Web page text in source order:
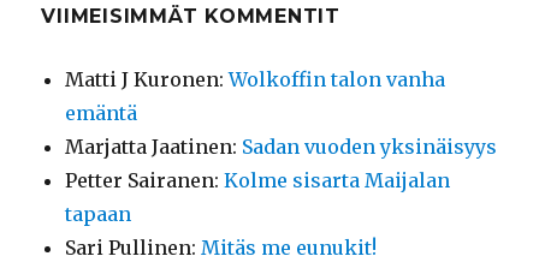
VIIMEISIMMÄT KOMMENTIT
Matti J Kuronen:Wolkoffin talon vanha
emäntä
Marjatta Jaatinen: Sadan vuoden yksinäisyys
Petter Sairanen:Kolme sisarta Maijalan
tapaan
Sari Pullinen:Mitäs me eunukit!